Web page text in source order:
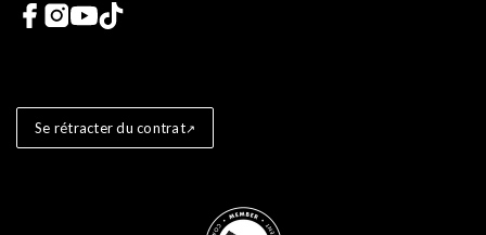
Liens vers les réseaux sociaux
Se rétracter du contrat